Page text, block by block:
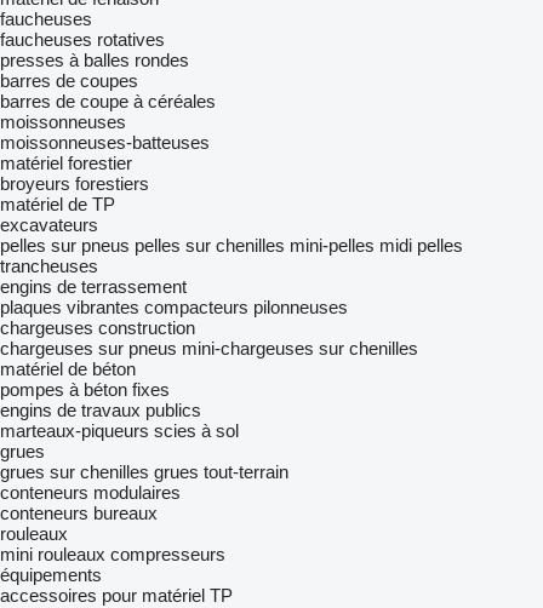
faucheuses
faucheuses rotatives
presses à balles rondes
barres de coupes
barres de coupe à céréales
moissonneuses
moissonneuses-batteuses
matériel forestier
broyeurs forestiers
matériel de TP
excavateurs
pelles sur pneus pelles sur chenilles mini-pelles midi pelles
trancheuses
engins de terrassement
plaques vibrantes compacteurs pilonneuses
chargeuses construction
chargeuses sur pneus mini-chargeuses sur chenilles
matériel de béton
pompes à béton fixes
engins de travaux publics
marteaux-piqueurs scies à sol
grues
grues sur chenilles grues tout-terrain
conteneurs modulaires
conteneurs bureaux
rouleaux
mini rouleaux compresseurs
équipements
accessoires pour matériel TP